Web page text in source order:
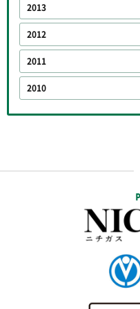
2013
2012
2011
2010